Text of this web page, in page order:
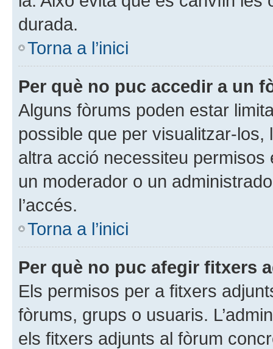
durada.
Torna a l’inici
Per què no puc accedir a un
Alguns fòrums poden estar
possible que per visualitzar-
altra acció necessiteu
un moderador o un
l’accés.
Torna a l’inici
Per què no puc afegir fitxers
Els permisos per a fitxers
fòrums, grups o usuaris.
els fitxers adjunts al fòrum